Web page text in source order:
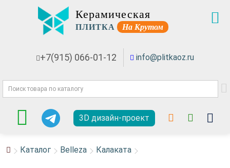
Керамическая
ПЛИТКА На Крутом
+7(915) 066-01-12 info@plitkaoz.ru
3D дизайн-проект
Каталог Belleza Калаката